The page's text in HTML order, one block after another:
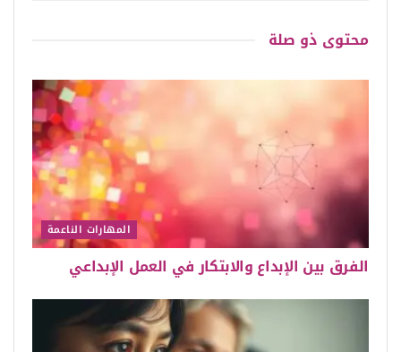
محتوى ذو صلة
المهارات الناعمة
الفرق بين الإبداع والابتكار في العمل الإبداعي